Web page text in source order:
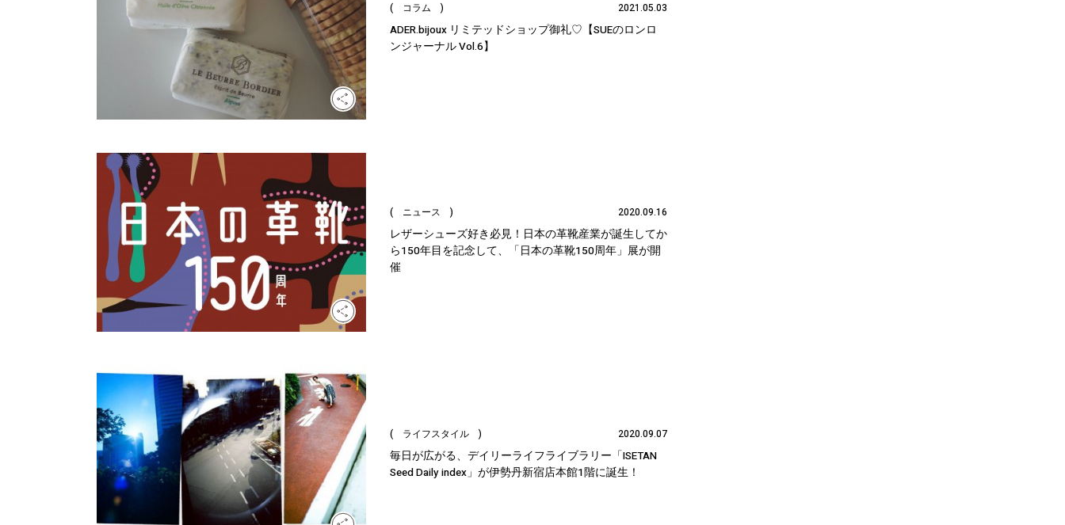
( コラム ) 2021.05.03
ADER.bijoux リミテッドショップ御礼♡【SUEのロンロ
ンジャーナル Vol.6】
( ニュース ) 2020.09.16
レザーシューズ好き必見！日本の革靴産業が誕生してか
ら150年目を記念して、「日本の革靴150周年」展が開
催
( ライフスタイル ) 2020.09.07
毎日が広がる、デイリーライフライブラリー「ISETAN
Seed Daily index」が伊勢丹新宿店本館1階に誕生！